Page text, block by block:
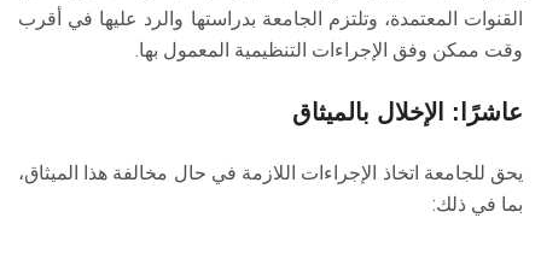
القنوات المعتمدة، وتلتزم الجامعة بدراستها والرد عليها في أقرب
وقت ممكن وفق الإجراءات التنظيمية المعمول بها.
عاشرًا: الإخلال بالميثاق
يحق للجامعة اتخاذ الإجراءات اللازمة في حال مخالفة هذا الميثاق،
بما في ذلك: